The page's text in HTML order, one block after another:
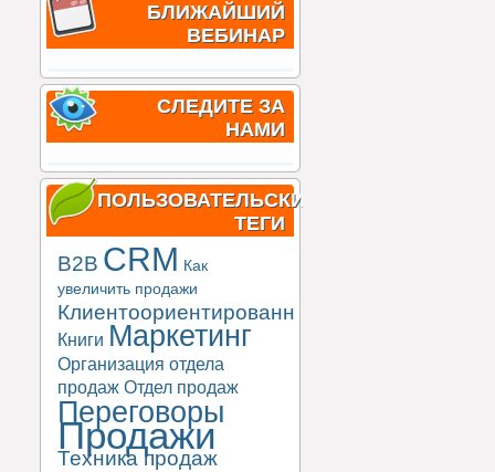
БЛИЖАЙШИЙ
ВЕБИНАР
СЛЕДИТЕ ЗА
НАМИ
ПОЛЬЗОВАТЕЛЬСКИЕ
ТЕГИ
B2B CRM Как
увеличить продажи
Клиентоориентированность
Книги Маркетинг
Организация отдела
продаж Отдел продаж
Переговоры
Продажи
Техника продаж